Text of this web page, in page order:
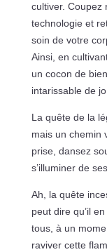
cultiver. Coupez
technologie et
soin de votre
Ainsi, en
un cocon de
intarissable de
La quête de la
mais un chemin
prise, dansez
s’illuminer de
Ah, la quête
peut dire qu’il
tous, à un
raviver cette